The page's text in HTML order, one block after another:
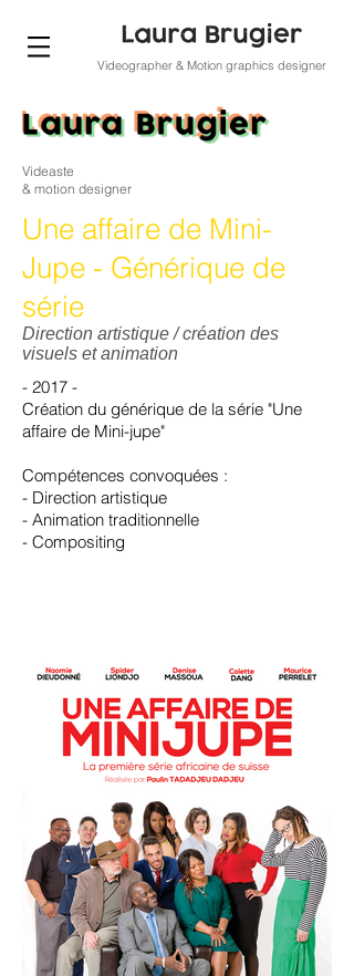
Videographer & Motion graphics designer
Videaste
& motion designer
Une affaire de Mini-
Jupe - Générique de
série
Direction artistique / création des
visuels et animation
- 2017 -
Création du générique de la série "Une
affaire de Mini-jupe"
Compétences convoquées :
- Direction artistique
- Animation traditionnelle
- Compositing